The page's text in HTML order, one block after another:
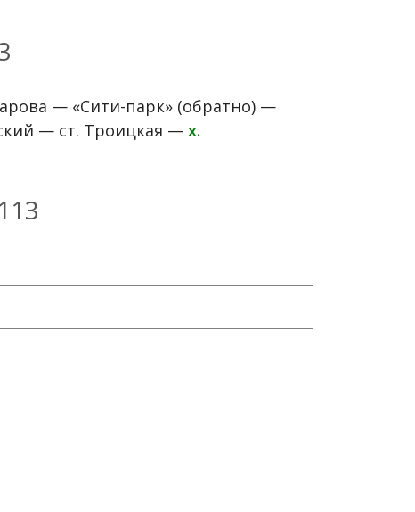
— «Сити-парк» (обратно) —
— ст. Троицкая — х.